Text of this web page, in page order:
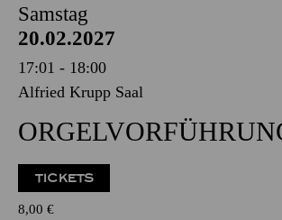
PHILHARMONIE ESSEN
Samstag
20.02.2027
17:01 - 18:00
ORGEL­VORFÜHRUNG